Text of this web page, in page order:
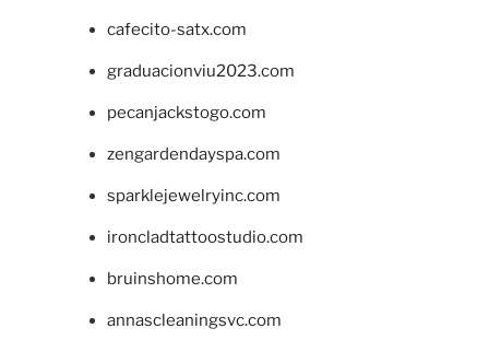
cafecito-satx.com
graduacionviu2023.com
pecanjackstogo.com
zengardendayspa.com
sparklejewelryinc.com
ironcladtattoostudio.com
bruinshome.com
annascleaningsvc.com